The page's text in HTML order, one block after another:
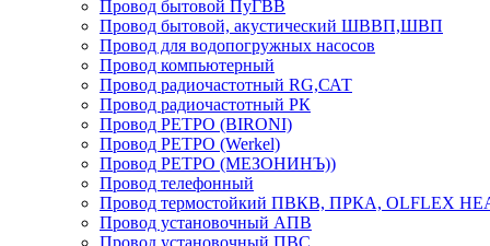
Провод бытовой ПуГВВ
Провод бытовой, акустический ШВВП,ШВП
Провод для водопогружных насосов
Провод компьютерный
Провод радиочастотный RG,САТ
Провод радиочастотный РК
Провод РЕТРО (BIRONI)
Провод РЕТРО (Werkel)
Провод РЕТРО (МЕЗОНИНЪ))
Провод телефонный
Провод термостойкий ПВКВ, ПРКА, OLFLEX
Провод установочный АПВ